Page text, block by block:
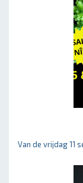
Van de vrijdag 11